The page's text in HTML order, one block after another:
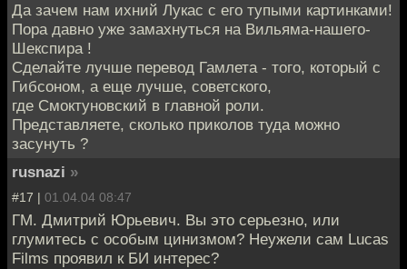
Да зачем нам ихний Лукас с его тупыми картинками!
Пора давно уже замахнуться на Вильяма-нашего-
Шекспира !
Сделайте лучше перевод Гамлета - того, который с
Гибсоном, а еще лучше, советского,
где Смоктуновский в главной роли.
Представляете, сколько приколов туда можно
засунуть ?
rusnazi »
#17 | 01.04.04 08:47
ГМ. Дмитрий Юрьевич. Вы это серьезно, или
глумитесь с особым цинизмом? Неужели сам Lucas
Films проявил к БИ интерес?